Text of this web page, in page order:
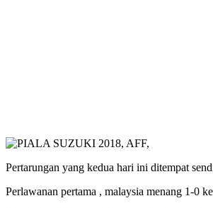
Pertarungan yang kedua hari ini ditempat
Perlawanan pertama , malaysia menang 1-0